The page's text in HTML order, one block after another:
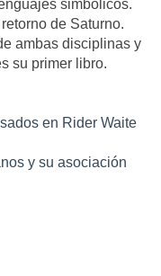
simbólicos.
de Saturno.
ambas disciplinas y
su primer libro.
en Rider Waite
y su asociación